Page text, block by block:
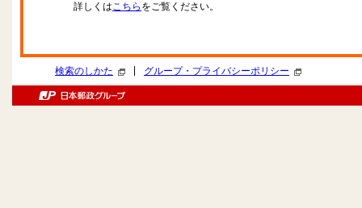
詳しくはこちら をご覧ください。
検索のしかた グループ・プライバシーポリシー